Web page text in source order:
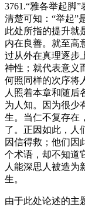
3761.“雅各举起脚
清楚可知：“举起”
此处所指的提升就
内在良善。就至高
过从外在真理逐步
神性；就代表意义
何照同样的次序将
人照着本章和随后
为人知。因为很少
生。当仁不复存在
了。正因如此，人
因信得救；他们因
个术语，却不知道
人能深思人被造为
生。
由于此处论述的主